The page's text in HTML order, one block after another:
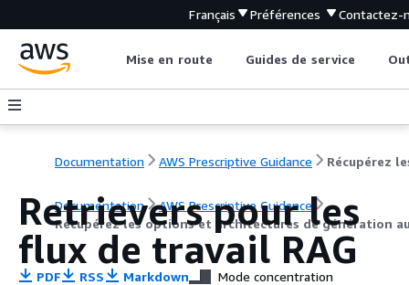
Français Préférences Contactez-
Mise en route Guides de service
Documentation AWS Prescriptive Guidance
Documentation
AWS Prescriptive Guidance
Récupérez les options et architectures de génération
Retrievers pour les
flux de travail RAG
PDF RSS Markdown Mode concentration